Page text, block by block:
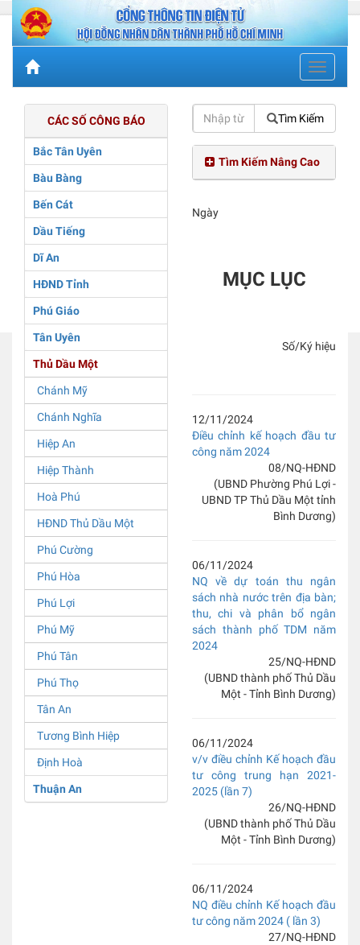
Toggle
CÁC SỐ CÔNG BÁO
Bắc Tân Uyên
Bàu Bàng
Bến Cát
Dầu Tiếng
Dĩ An
HĐND Tỉnh
Phú Giáo
Tân Uyên
Thủ Dầu Một
Chánh Mỹ
Chánh Nghĩa
Hiệp An
Hiệp Thành
Hoà Phú
HĐND Thủ Dầu Một
Phú Cường
Phú Hòa
Phú Lợi
Phú Mỹ
Phú Tân
Phú Thọ
Tân An
Tương Bình Hiệp
Định Hoà
Thuận An
Tìm Kiếm
Tìm Kiếm Nâng Cao
Ngày
MỤC LỤC
Số/Ký hiệu
12/11/2024
Điều chỉnh kế hoạch đầu tư
công năm 2024
08/NQ-HĐND
(UBND Phường Phú Lợi -
UBND TP Thủ Dầu Một tỉnh
Bình Dương)
06/11/2024
NQ về dự toán thu ngân
sách nhà nước trên địa bàn;
thu, chi và phân bổ ngân
sách thành phố TDM năm
2024
25/NQ-HĐND
(UBND thành phố Thủ Dầu
Một - Tỉnh Bình Dương)
06/11/2024
v/v điều chỉnh Kế hoạch đầu
tư công trung hạn 2021-
2025 (lần 7)
26/NQ-HĐND
(UBND thành phố Thủ Dầu
Một - Tỉnh Bình Dương)
06/11/2024
NQ điều chỉnh Kế hoạch đầu
tư công năm 2024 ( lần 3)
27/NQ-HĐND